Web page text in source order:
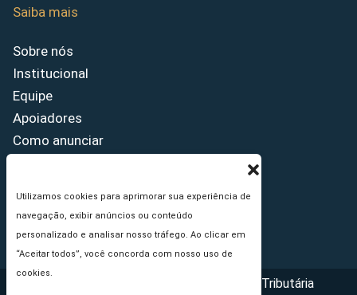
Utilizamos cookies para aprimorar sua experiência de
navegação, exibir anúncios ou conteúdo
personalizado e analisar nosso tráfego. Ao clicar em
“Aceitar todos”, você concorda com nosso uso de
cookies.
Saiba mais
Sobre nós
Institucional
Equipe
Apoiadores
Como anunciar
Princípios Editoriais
Copyright © 2026 - Portal da Reforma Tributária